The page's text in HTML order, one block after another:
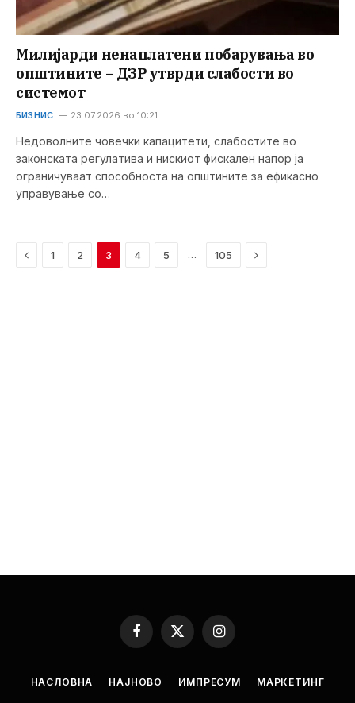
Милијарди ненаплатени побарувања во
општините – ДЗР утврди слабости во
системот
БИЗНИС 23.07.2026 во 10:21
Недоволните човечки капацитети, слабостите во
законската регулатива и нискиот фискален напор ја
ограничуваат способноста на општините за ефикасно
управување со…
Previous
1 2 3 4 5 … 105 Next
Facebook
X
Instagram
НАСЛОВНА НАЈНОВО ИМПРЕСУМ МАРКЕТИНГ